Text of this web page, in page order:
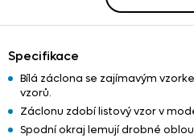
Specifikace
Bílá záclona se zajímavým
vzorů.
Záclonu zdobí listový vzor v
Spodní okraj lemují drobné